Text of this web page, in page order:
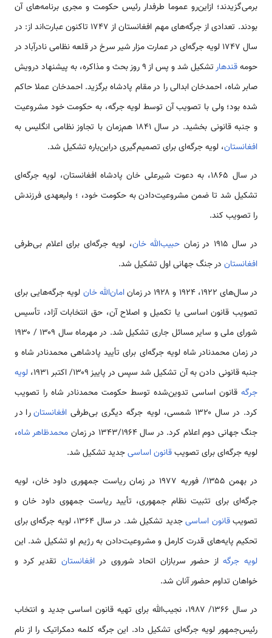
برمی‌گزیدند؛ ازاین‌رو عموما طرفدار رئیس حکومت و مجری برنامه‌های آن
بودند. تعدادی از جرگه‌های مهم افغانستان از ۱۷۴۷ تاکنون عبارت‌اند از: در
سال ۱۷۴۷ لویه جرگه‌ای در عمارت مزار شیر سرخ در قلعه نظامی نادرآباد در
حومهقندهار
تشکیل شد و پس از ۹ روز بحث و مذاکره، به پیشنهاد درویش
صابر شاه، احمدخان ابدالی را در مقام پادشاه برگزید. احمدخان عملا حاکم
شده بود؛ ولی با تصویب آن توسط لویه جرگه، به حکومت خود مشروعیت
و جنبه قانونی بخشید. در سال ۱۸۴۱ هم‌زمان با تجاوز نظامی انگلیس به
افغانستان، لویه جرگه‌ای برای تصمیم‌گیری دراین‌باره تشکیل شد.
در سال ۱۸۶۵، به دعوت شیرعلی خان پادشاه افغانستان، لویه جرگه‌ای
تشکیل شد تا ضمن مشروعیت‌دادن به حکومت خود، ؛ ولیعهدی فرزندش
را تصویب کند.
در سال ۱۹۱۵ در زمان حبیب‌الله خان، لویه جرگه‌ای برای اعلام بی‌طرفی
افغانستان در جنگ جهانی اول تشکیل شد.
در سال‌های ۱۹۲۲، ۱۹۲۴ و ۱۹۲۸ در زمان امان‌الله خان لویه جرگه‌هایی برای
تصویب قانون اساسی یا تکمیل و اصلاح آن، حق انتخابات آزاد، تأسیس
شورای ملی و سایر مسائل جاری تشکیل شد. در مهرماه سال ۱۳۰۹ / ۱۹۳۰
در زمان محمدنادر شاه لویه جرگه‌ای برای تأیید پادشاهی محمدنادر شاه و
جنبه قانونی دادن به آن تشکیل شد سپس در پاییز ۱۳۰۹/ اکتبر ۱۹۳۱،
لویه
جرگه قانون اساسی تدوین‌شده توسط حکومت محمدنادر شاه را تصویب
کرد. در سال ۱۳۲۰ شمسی، لویه جرگه دیگری بی‌طرفی
افغانستانرا در
جنگ جهانی دوم اعلام کرد. در سال ۱۳۴۳/۱۹۶۴ در زمان
محمدظاهر شاه،
لویه جرگه‌ای برای تصویبقانون اساسیجدید تشکیل شد.
در بهمن ۱۳۵۵/ فوریه ۱۹۷۷ در زمان ریاست جمهوری داود خان، لویه
جرگه‌ای برای تثبیت نظام جمهوری، تأیید ریاست جمهوی داود خان و
تصویبقانون اساسی
جدید تشکیل شد. در سال ۱۳۶۴، لویه جرگه‌ای برای
تحکیم پایه‌های قدرت کارمل و مشروعیت‌دادن به رژیم او تشکیل شد. این
لویه جرگهاز حضور سربازان اتحاد شوروی در افغانستانتقدیر کرد و
خواهان تداوم حضور آنان شد.
در سال ۱۳۶۶/ ۱۹۸۷، نجیب‌الله برای تهیه قانون اساسی جدید و انتخاب
رئیس‌جمهور لویه جرگه‌ای تشکیل داد. این جرگه کلمه دمکراتیک را از نام